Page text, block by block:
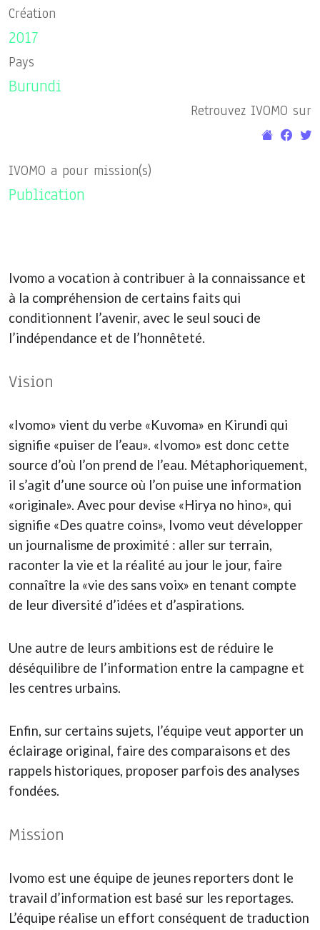
Création
2017
Pays
Burundi
Retrouvez IVOMO sur
IVOMO a pour mission(s)
Publication
Ivomo a vocation à contribuer à la connaissance et
à la compréhension de certains faits qui
conditionnent l’avenir, avec le seul souci de
l’indépendance et de l’honnêteté.
Vision
«Ivomo» vient du verbe «Kuvoma» en Kirundi qui
signifie «puiser de l’eau». «Ivomo» est donc cette
source d’où l’on prend de l’eau. Métaphoriquement,
il s’agit d’une source où l’on puise une information
«originale». Avec pour devise «Hirya no hino», qui
signifie «Des quatre coins», Ivomo veut développer
un journalisme de proximité : aller sur terrain,
raconter la vie et la réalité au jour le jour, faire
connaître la «vie des sans voix» en tenant compte
de leur diversité d’idées et d’aspirations.
Une autre de leurs ambitions est de réduire le
déséquilibre de l’information entre la campagne et
les centres urbains.
Enfin, sur certains sujets, l’équipe veut apporter un
éclairage original, faire des comparaisons et des
rappels historiques, proposer parfois des analyses
fondées.
Mission
Ivomo est une équipe de jeunes reporters dont le
travail d’information est basé sur les reportages.
L’équipe réalise un effort conséquent de traduction